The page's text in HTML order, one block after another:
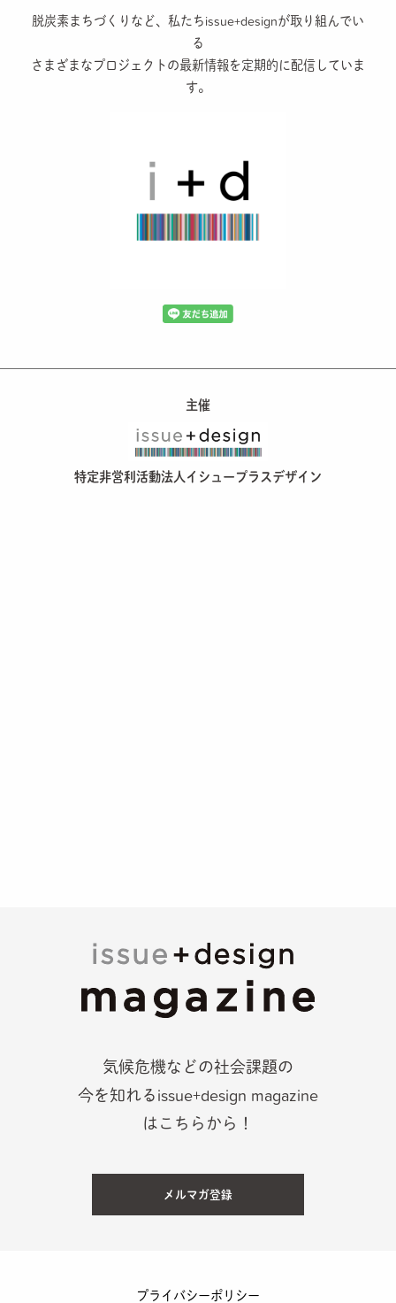
脱炭素まちづくりなど、私たちissue+designが取り組んでい
る
さまざまなプロジェクトの最新情報を定期的に配信していま
す。
主催
特定非営利活動法人イシュープラスデザイン
気候危機などの社会課題の
今を知れるissue+design magazine
はこちらから！
メルマガ登録
プライバシーポリシー